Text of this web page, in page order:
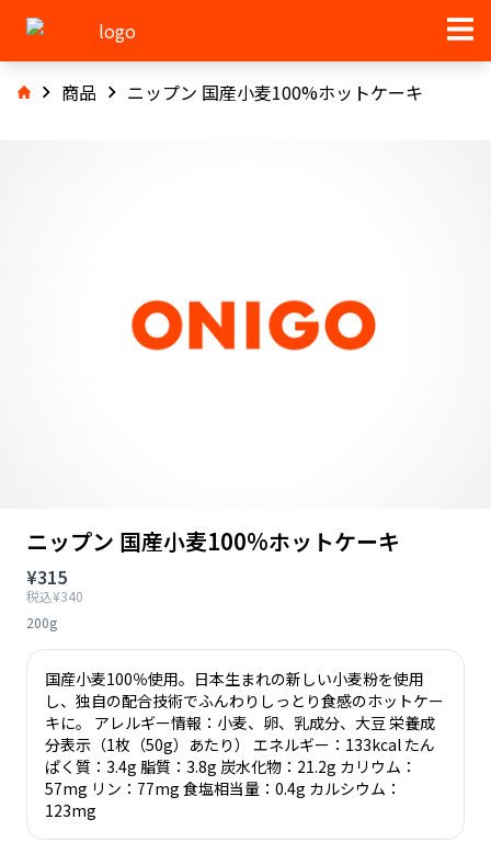
商品 ニップン 国産小麦100%ホットケーキ
ニップン 国産小麦100%ホットケーキ
¥315
税込¥340
200g
国産小麦100％使用。日本生まれの新しい小麦粉を使用
し、独自の配合技術でふんわりしっとり食感のホットケー
キに。 アレルギー情報：小麦、卵、乳成分、大豆 栄養成
分表示（1枚（50g）あたり） エネルギー：133kcal たん
ぱく質：3.4g 脂質：3.8g 炭水化物：21.2g カリウム：
57mg リン：77mg 食塩相当量：0.4g カルシウム：
123mg